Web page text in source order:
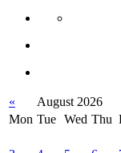
« August 2026
Mon Tue Wed Thu